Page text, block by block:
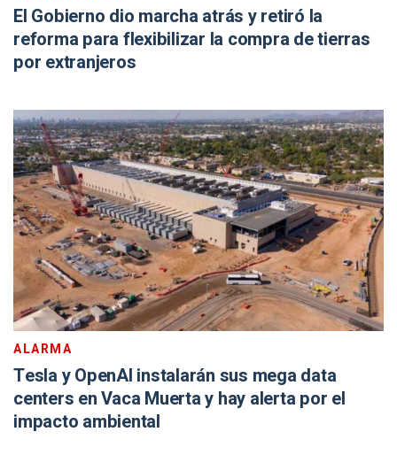
El Gobierno dio marcha atrás y retiró la
reforma para flexibilizar la compra de tierras
por extranjeros
ALARMA
Tesla y OpenAI instalarán sus mega data
centers en Vaca Muerta y hay alerta por el
impacto ambiental